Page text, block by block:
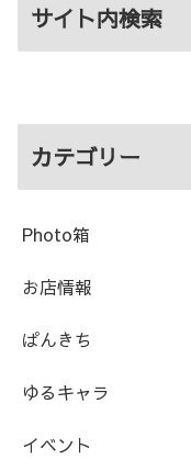
サイト内検索
カテゴリー
Photo箱
お店情報
ぱんきち
ゆるキャラ
イベント